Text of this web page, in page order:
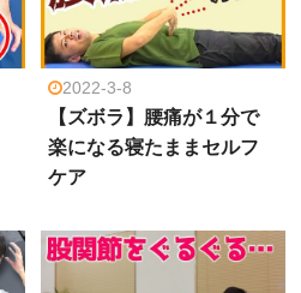
2022-3-8
【ズボラ】腰痛が１分で
楽になる寝たままセルフ
ケア